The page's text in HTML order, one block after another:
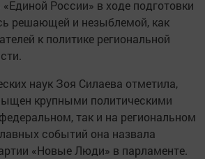
России» в ходе подготовки
решающей и незыблемой, как
к политике региональной
наук Зоя Силаева отметила,
крупными политическими
так и на региональном
событий она назвала
«Новые Люди» в парламенте.